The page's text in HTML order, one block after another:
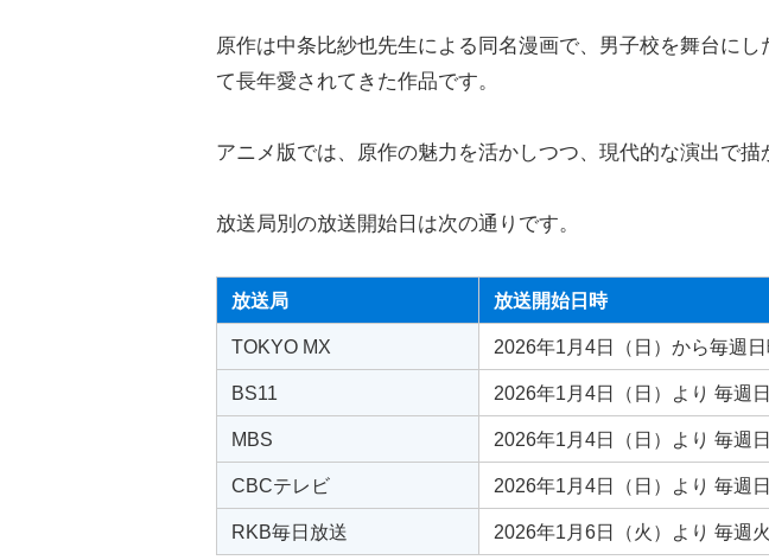
原作は中条比紗也先生による同名漫画で、男子校を舞台にし
て長年愛されてきた作品です。
アニメ版では、原作の魅力を活かしつつ、現代的な演出で描
放送局別の放送開始日は次の通りです。
放送局 放送開始日時
TOKYO MX 2026年1月4日（日）から毎週
BS11 2026年1月4日（日）より 毎週
MBS 2026年1月4日（日）より 毎週
CBCテレビ 2026年1月4日（日）より 毎週
RKB毎日放送 2026年1月6日（火）より 毎週